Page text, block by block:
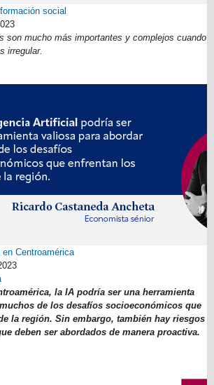
social
son mucho más importantes y complejos cuando
irregular.
Centroamérica
la IA podría ser una herramienta
de los desafíos socioeconómicos que
la región. Sin embargo, también hay riesgos
deben ser abordados de manera proactiva.